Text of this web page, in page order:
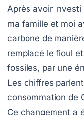
Après avoir investi
ma famille et moi
carbone de
remplacé le fioul
fossiles, par une
Les chiffres
consommation de
Ce changement a